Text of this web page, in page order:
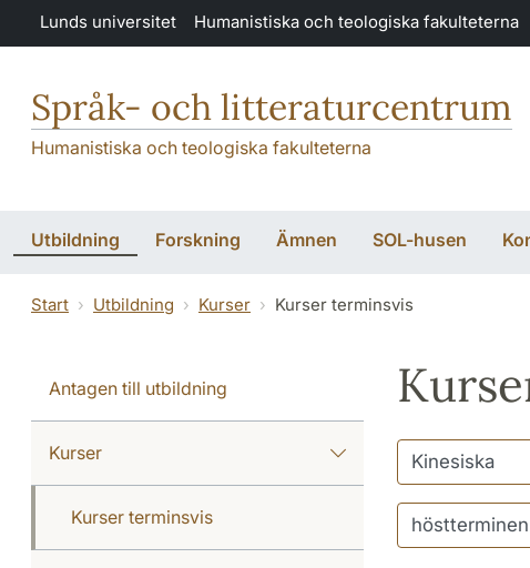
Hoppa till huvudinnehåll
Lunds universitet Humanistiska och teologiska fakulteterna
Språk- och litteraturcentrum
Humanistiska och teologiska fakulteterna
Utbildning Forskning Ämnen SOL-husen
Start Utbildning Kurser Kurser terminsvis
Antagen till utbildning
Kurser
Kurser terminsvis